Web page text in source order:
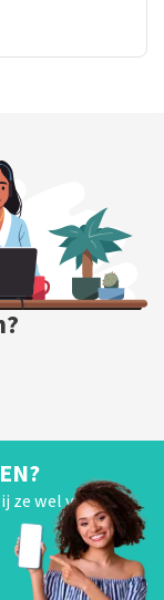
ze wel van je!